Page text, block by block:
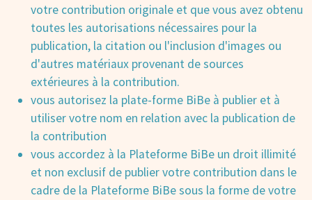
votre contribution originale et que vous avez obtenu
toutes les autorisations nécessaires pour la
publication, la citation ou l'inclusion d'images ou
d'autres matériaux provenant de sources
extérieures à la contribution.
vous autorisez la plate-forme BiBe à publier et à
utiliser votre nom en relation avec la publication de
la contribution
vous accordez à la Plateforme BiBe un droit illimité
et non exclusif de publier votre contribution dans le
cadre de la Plateforme BiBe sous la forme de votre